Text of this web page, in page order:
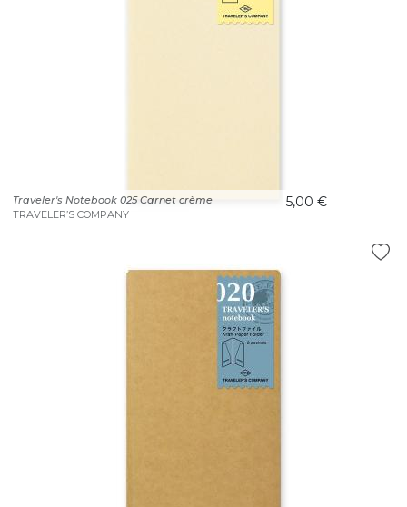
Traveler's Notebook 025 Carnet crème
TRAVELER’S COMPANY
5,00 €